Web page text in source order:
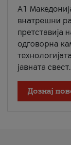
A1
внатрешни
претставија
одговорна
јавната
Дознај